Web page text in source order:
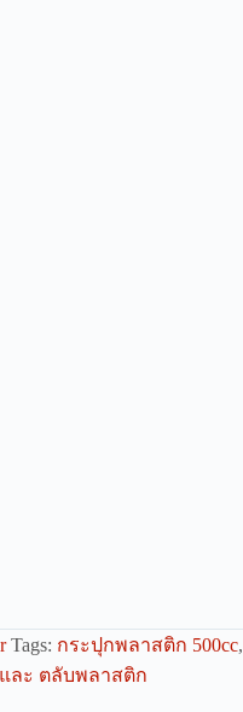
Tags: กระปุกพลาสติก 500cc,
ละ ตลับพลาสติก